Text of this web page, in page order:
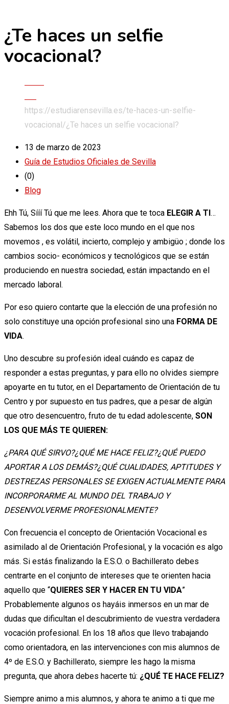
Skip
to
content
¿Te haces un selfie
vocacional?
https://estudiarensevilla.es/te-haces-un-selfie-
vocacional/¿Te haces un selfie vocacional?
13 de marzo de 2023
Guía de Estudios Oficiales de Sevilla
(0)
Blog
Ehh Tú, Sííí Tú que me lees. Ahora que te toca ELEGIR A TI…
Sabemos los dos que este loco mundo en el que nos
movemos , es volátil, incierto, complejo y ambigüo ; donde los
cambios socio- económicos y tecnológicos que se están
produciendo en nuestra sociedad, están impactando en el
mercado laboral.
Por eso quiero contarte que la elección de una profesión no
solo constituye una opción profesional sino una FORMA DE
VIDA.
Uno descubre su profesión ideal cuándo es capaz de
responder a estas preguntas, y para ello no olvides siempre
apoyarte en tu tutor, en el Departamento de Orientación de tu
Centro y por supuesto en tus padres, que a pesar de algún
que otro desencuentro, fruto de tu edad adolescente, SON
LOS QUE MÁS TE QUIEREN:
¿PARA QUÉ SIRVO?¿QUÉ ME HACE FELIZ?¿QUÉ PUEDO
APORTAR A LOS DEMÁS?¿QUÉ CUALIDADES, APTITUDES Y
DESTREZAS PERSONALES SE EXIGEN ACTUALMENTE PARA
INCORPORARME AL MUNDO DEL TRABAJO Y
DESENVOLVERME PROFESIONALMENTE?
Con frecuencia el concepto de Orientación Vocacional es
asimilado al de Orientación Profesional, y la vocación es algo
más. Si estás finalizando la E.S.O. o Bachillerato debes
centrarte en el conjunto de intereses que te orienten hacia
aquello que “QUIERES SER Y HACER EN TU VIDA”
Probablemente algunos os hayáis inmersos en un mar de
dudas que dificultan el descubrimiento de vuestra verdadera
vocación profesional. En los 18 años que llevo trabajando
como orientadora, en las intervenciones con mis alumnos de
4º de E.S.O. y Bachillerato, siempre les hago la misma
pregunta, que ahora debes hacerte tú: ¿QUÉ TE HACE FELIZ?
Siempre animo a mis alumnos, y ahora te animo a ti que me